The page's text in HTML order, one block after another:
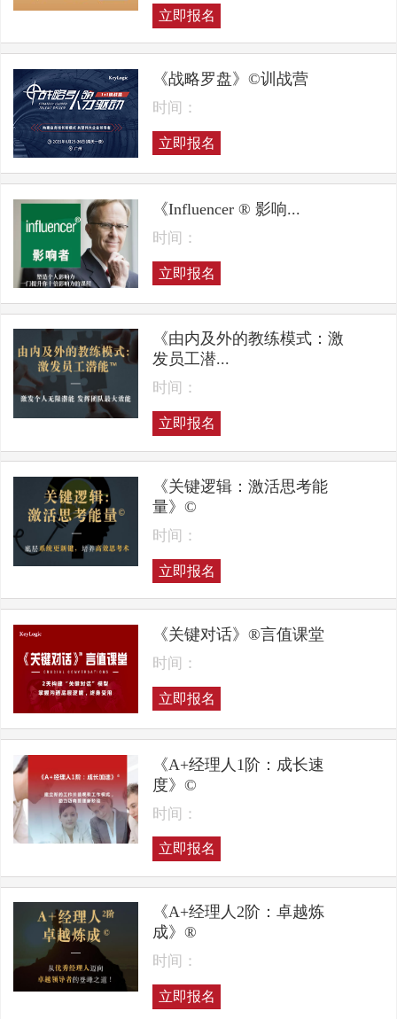
立即报名
《战略罗盘》©训战营
时间：
立即报名
《Influencer ® 影响...
时间：
立即报名
《由内及外的教练模式：激
发员工潜...
时间：
立即报名
《关键逻辑：激活思考能
量》©
时间：
立即报名
《关键对话》®言值课堂
时间：
立即报名
《A+经理人1阶：成长速
度》©
时间：
立即报名
《A+经理人2阶：卓越炼
成》®
时间：
立即报名